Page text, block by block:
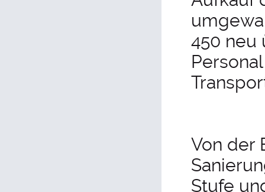
450 neu
Von der
Stufe